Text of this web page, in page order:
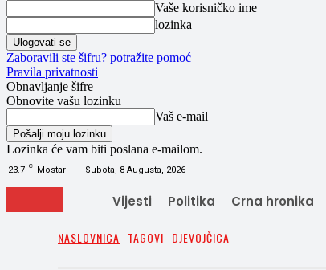
Vaše korisničko ime
lozinka
Zaboravili ste šifru? potražite pomoć
Pravila privatnosti
Obnavljanje šifre
Obnovite vašu lozinku
Vaš e-mail
Lozinka će vam biti poslana e-mailom.
23.7 C Mostar Subota, 8 Augusta, 2026
Vijesti Politika Crna hronika
NASLOVNICA TAGOVI DJEVOJČICA